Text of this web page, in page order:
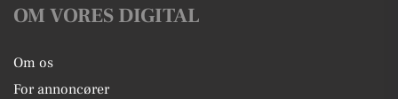
OM VORES DIGITAL
Om os
For annoncører